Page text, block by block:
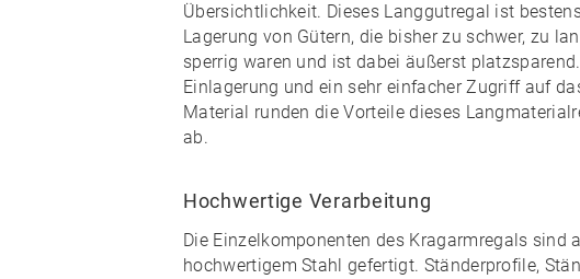
Übersichtlichkeit. Dieses Langgutregal ist
Lagerung von Gütern, die bisher zu schwer, zu
sperrig waren und ist dabei äußerst platzsparend
Einlagerung und ein sehr einfacher Zugriffauf
Material runden die Vorteile dieses
ab.
Hochwertige Verarbeitung
Die Einzelkomponenten des Kragarmregals sind
hochwertigem Stahl gefertigt. Ständerprofile,